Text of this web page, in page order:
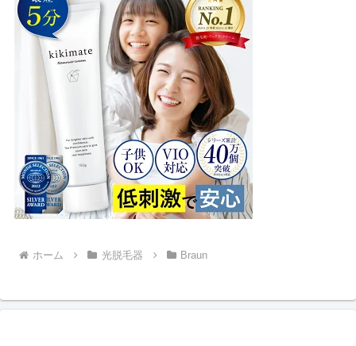
ホーム 光脱毛器 Braun